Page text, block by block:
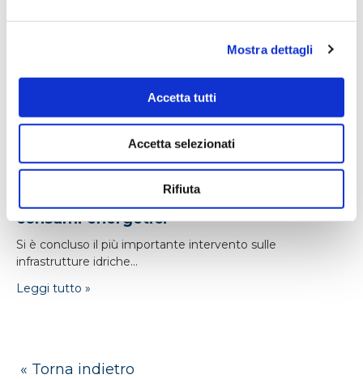
Mostra dettagli
Accetta tutti
Accetta selezionati
Rifiuta
24/04/2026
Monfalcone: nuova adduttrice e -16% di
consumi energetici
Si è concluso il più importante intervento sulle
infrastrutture idriche...
Leggi tutto »
« Torna indietro